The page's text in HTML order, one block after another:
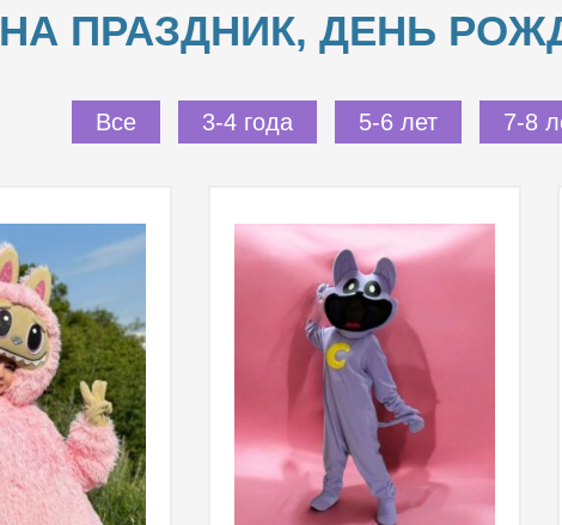
НА ПРАЗДНИК, ДЕНЬ
Все 3-4 года 5-6 лет 7-8